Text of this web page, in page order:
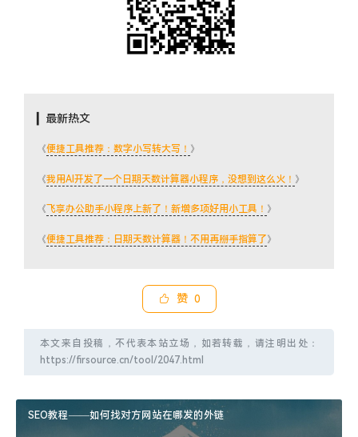
▎最新热文
《便捷工具推荐：数字小写转大写！ 》
《我用AI开发了一个日期天数计算器小程序，没想到这么火！ 》
《飞享办公助手小程序上新了！新增多项好用小工具！ 》
《便捷工具推荐：日期天数计算器！不用再掰手指算了》
赞 0
本文来自投稿，不代表本站立场，如若转载，请注明出处：
https://firsource.cn/tool/2047.html
SEO教程——如何找对方网站在哪发的外链